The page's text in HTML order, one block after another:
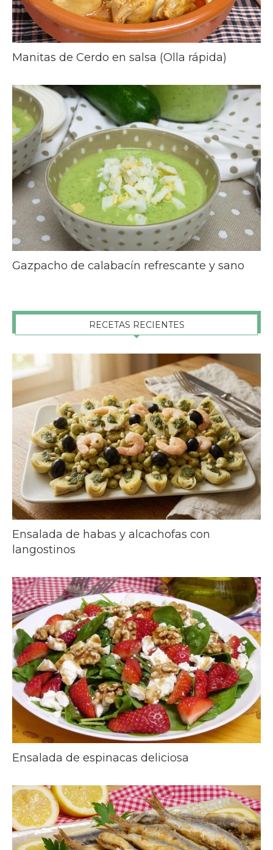
Manitas de Cerdo en salsa (Olla rápida)
Gazpacho de calabacín refrescante y sano
RECETAS RECIENTES
Ensalada de habas y alcachofas con
langostinos
Ensalada de espinacas deliciosa